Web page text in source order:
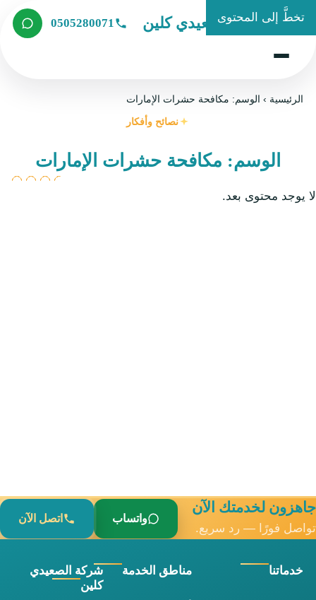
تخطَّ إلى المحتوى
شركة الصعيدي كلين 0505280071
الرئيسية ›الوسم: مكافحة حشرات الإمارات
نصائح وأفكار
الوسم: مكافحة حشرات الإمارات
لا يوجد محتوى بعد.
جاهزون لخدمتك الآن
تواصل فورًا — رد سريع.
واتساب اتصل الآن
خدماتنا مناطق الخدمة
شركة الصعيدي
كلين